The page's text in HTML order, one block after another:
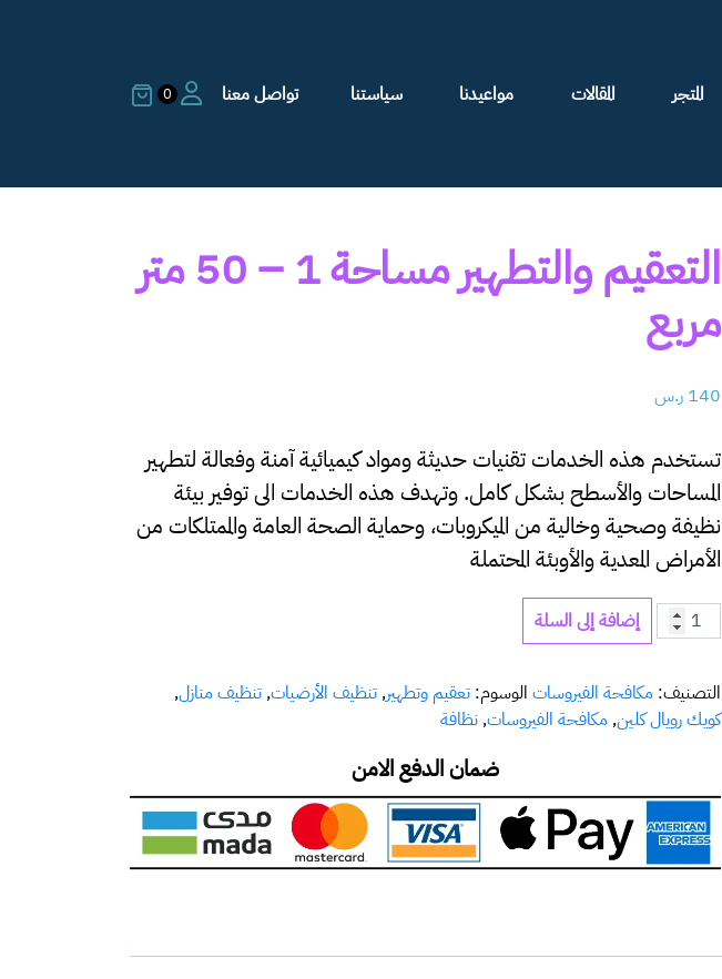
المتجر المقالات مواعيدنا سياستنا تواصل معنا 0
التعقيم والتطهير مساحة 1 – 50 متر
مربع
140 ر.س
تستخدم هذه الخدمات تقنيات حديثة ومواد كيميائية آمنة وفعالة لتطهير
المساحات والأسطح بشكل كامل. وتهدف هذه الخدمات الى توفير بيئة
نظيفة وصحية وخالية من الميكروبات، وحماية الصحة العامة والممتلكات من
الأمراض المعدية والأوبئة المحتملة
إضافة إلى السلة
التصنيف: مكافحة الفيروسات الوسوم:تعقيم وتطهير,تنظيف الأرضيات,تنظيف منازل,
كويك رويال كلين, مكافحة الفيروسات,نظافة
ضمان الدفع الامن